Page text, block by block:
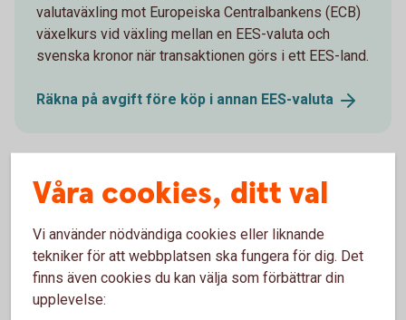
valutaväxling mot Europeiska Centralbankens (ECB)
växelkurs vid växling mellan en EES-valuta och
svenska kronor när transaktionen görs i ett EES-land.
Räkna på avgift före köp i annan EES-valuta
Ta reda på växlingsavgift efter
köp i annan EES-valuta
I appen och internetbanken kan du aktivera notiser
och få information relaterad till
Våra cookies, ditt val
Vi använder nödvändiga cookies eller liknande
tekniker för att webbplatsen ska fungera för dig. Det
finns även cookies du kan välja som förbättrar din
upplevelse: